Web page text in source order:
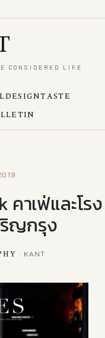
CONSIDERED LIFE
DESIGNTASTE
คาเฟ่และโรง
ญกรุง
· KANT